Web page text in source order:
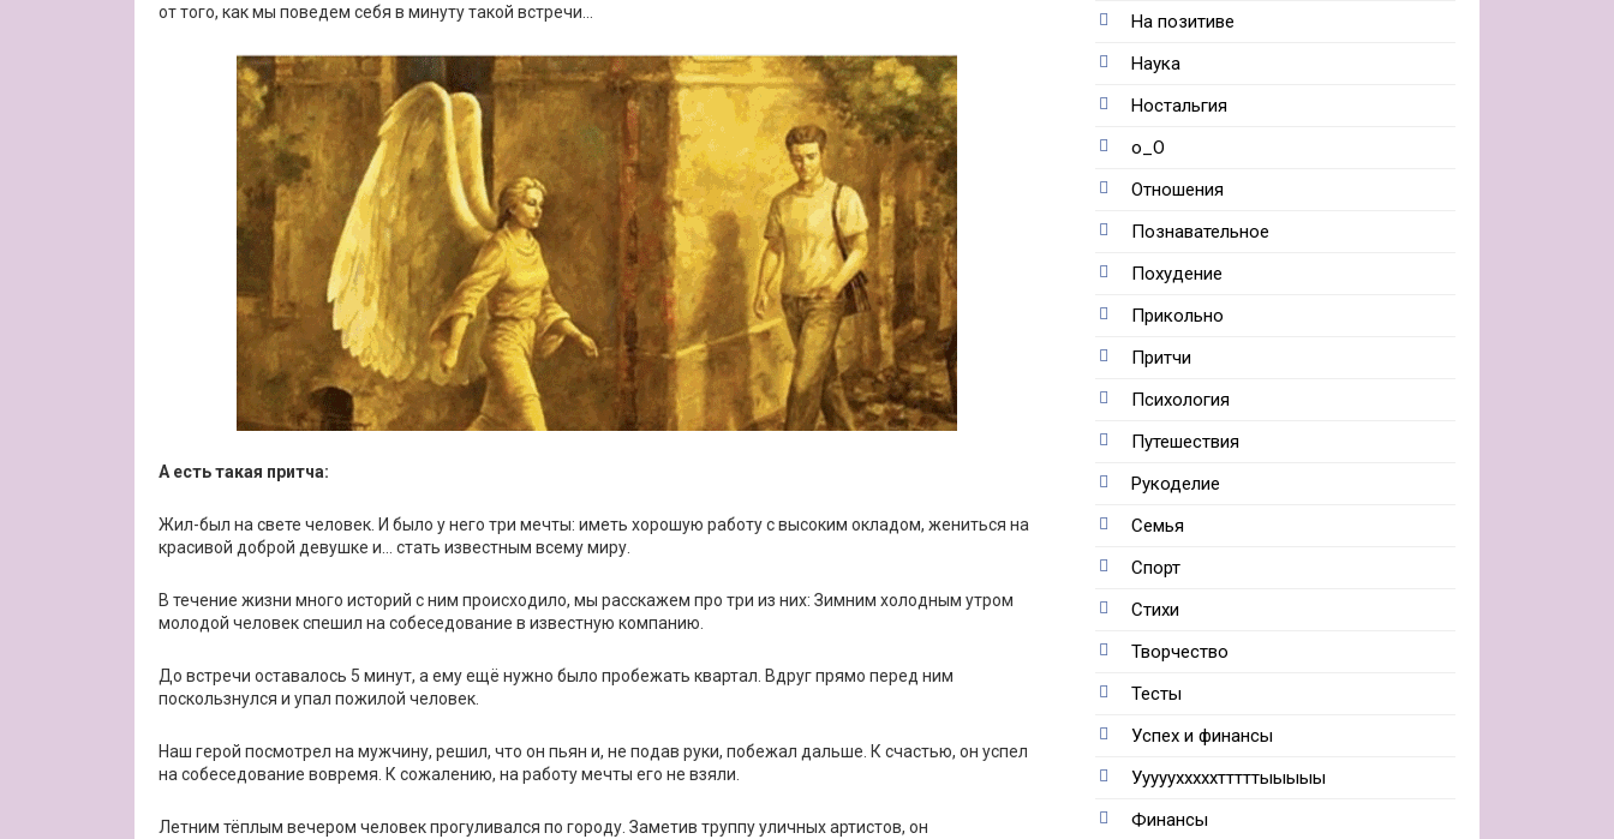
от того, как мы поведем себя в минуту такой встречи…
А есть такая притча:
Жил-был на свете человек. И было у него три мечты: иметь хорошую работу с высоким окладом, жениться на
красивой доброй девушке и… стать известным всему миру.
В течение жизни много историй с ним происходило, мы расскажем про три из них: Зимним холодным утром
молодой человек спешил на собеседование в известную компанию.
До встречи оставалось 5 минут, а ему ещё нужно было пробежать квартал. Вдруг прямо перед ним
поскользнулся и упал пожилой человек.
Наш герой посмотрел на мужчину, решил, что он пьян и, не подав руки, побежал дальше. К счастью, он успел
на собеседование вовремя. К сожалению, на работу мечты его не взяли.
Летним тёплым вечером человек прогуливался по городу. Заметив труппу уличных артистов, он
На позитиве
Наука
Ностальгия
о_О
Отношения
Познавательное
Похудение
Прикольно
Притчи
Психология
Путешествия
Рукоделие
Семья
Спорт
Стихи
Творчество
Тесты
Успех и финансы
Ууууухххххтттттыыыыы
Финансы